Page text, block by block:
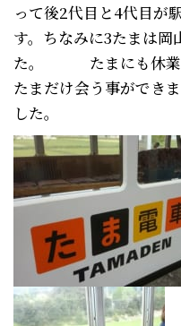
って後2代目と4代目が
す。ちなみに3たまは岡
た。 たまにも休業
たまだけ会う事ができ
した。